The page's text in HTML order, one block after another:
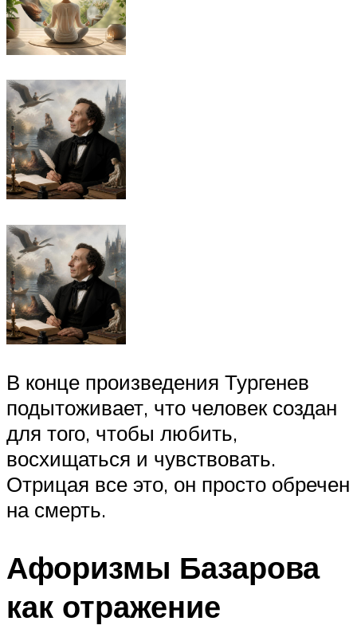
В конце произведения Тургенев
подытоживает, что человек создан
для того, чтобы любить,
восхищаться и чувствовать.
Отрицая все это, он просто обречен
на смерть.
Афоризмы Базарова
как отражение